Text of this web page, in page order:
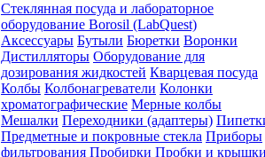
Стеклянная посуда и лабораторное
оборудование Borosil (LabQuest)
Аксессуары Бутыли Бюретки Воронки
Дистилляторы Оборудование для
дозирования жидкостей Кварцевая посуда
Колбы Колбонагреватели Колонки
хроматографические Мерные колбы
Мешалки Переходники (адаптеры)
Предметные и покровные стекла Приборы
фильтрования Пробирки Пробки и